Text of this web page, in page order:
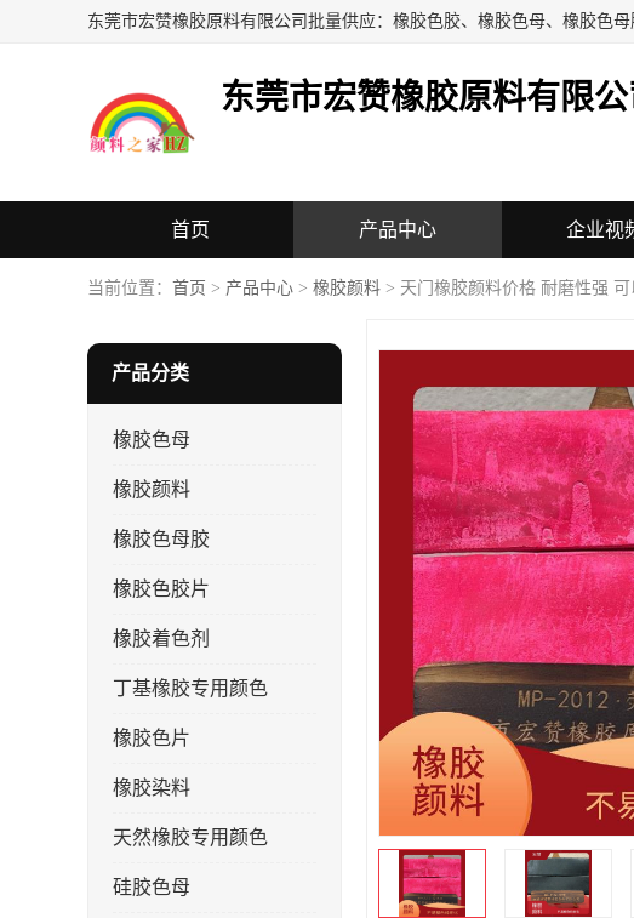
东莞市宏赞橡胶原料有限公
首页 产品中心 企业视
当前位置： 首页 > 产品中心 > 橡胶颜料 > 天门橡胶颜料价格 耐磨性强
产品分类
橡胶色母
橡胶颜料
橡胶色母胶
橡胶色胶片
橡胶着色剂
丁基橡胶专用颜色
橡胶色片
橡胶染料
天然橡胶专用颜色
硅胶色母